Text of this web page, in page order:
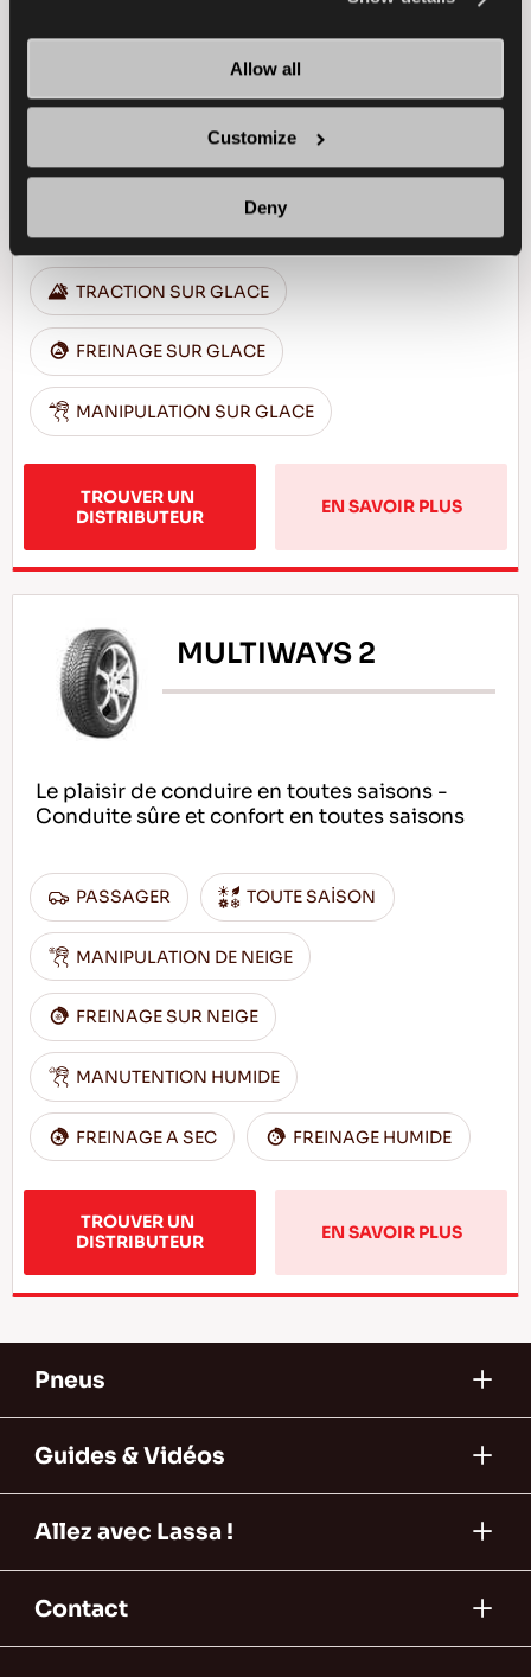
Allow all
Customize
Deny
Adhérence et sécurité excellentes pour votre
voiture particulière
TRACTION SUR GLACE
FREINAGE SUR GLACE
MANIPULATION SUR GLACE
TROUVER UN
DISTRIBUTEUR
EN SAVOIR PLUS
MULTIWAYS 2
Le plaisir de conduire en toutes saisons -
Conduite sûre et confort en toutes saisons
PASSAGER TOUTE SAİSON
MANIPULATION DE NEIGE
FREINAGE SUR NEIGE
MANUTENTION HUMIDE
FREINAGE A SEC FREINAGE HUMIDE
TROUVER UN
DISTRIBUTEUR
EN SAVOIR PLUS
Pneus
Guides & Vidéos
Allez avec Lassa !
Contact